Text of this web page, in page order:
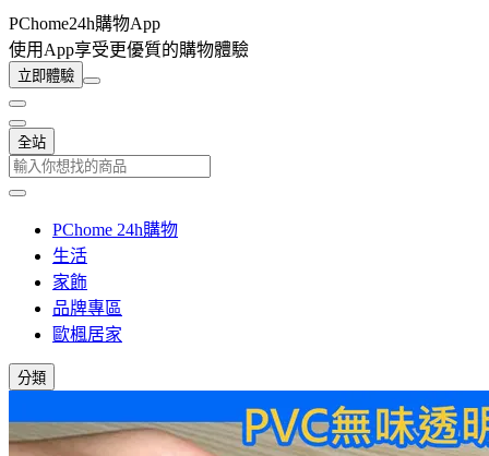
PChome24h購物App
使用App享受更優質的購物體驗
立即體驗
全站
PChome 24h購物
生活
家飾
品牌專區
歐楓居家
分類